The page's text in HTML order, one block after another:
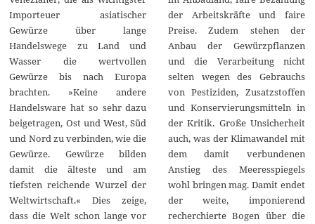
Importeuer asiatischer
Gewürze über lange
Handelswege zu Land und
Wasser die wertvollen
Gewürze bis nach Europa
brachten. »Keine andere
Handelsware hat so sehr dazu
beigetragen, Ost und West, Süd
und Nord zu verbinden, wie die
Gewürze. Gewürze bilden
damit die älteste und am
tiefsten reichende Wurzel der
Weltwirtschaft.« Dies zeige,
dass die Welt schon lange vor
der Arbeitskräfte und faire
Preise. Zudem stehen der
Anbau der Gewürzpflanzen
und die Verarbeitung nicht
selten wegen des Gebrauchs
von Pestiziden, Zusatzstoffen
und Konservierungsmitteln in
der Kritik. Große Unsicherheit
auch, was der Klimawandel mit
dem damit verbundenen
Anstieg des Meeresspiegels
wohl bringen mag. Damit endet
der weite, imponierend
recherchierte Bogen über die